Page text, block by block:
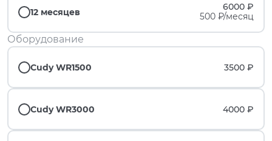
12 месяцев
6000 ₽
500 ₽/месяц
Оборудование
Cudy WR1500 3500 ₽
Cudy WR3000 4000 ₽